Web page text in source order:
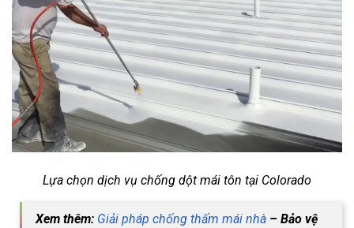
Lựa chọn dịch vụ chống dột mái tôn tại Colorado
Xem thêm: Giải pháp chống thấm mái nhà – Bảo vệ